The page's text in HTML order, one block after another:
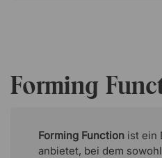
Forming
Forming Function ist ein
anbietet, bei dem